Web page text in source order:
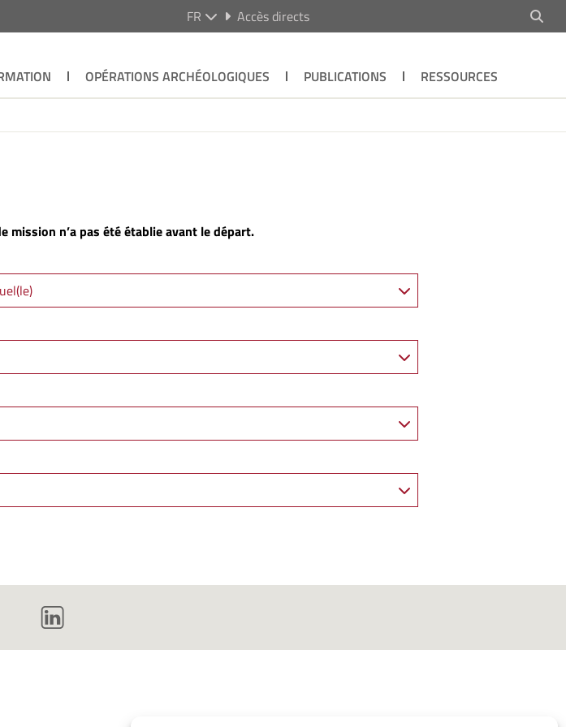
FR Accès directs
OPÉRATIONS ARCHÉOLOGIQUES PUBLICATIONS
RESSOURCES
mission n’a pas été établie avant le départ.